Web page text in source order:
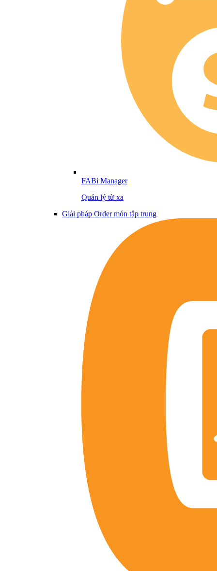
FABi Manager
Quản lý từ xa
Giải pháp Order món tập trung